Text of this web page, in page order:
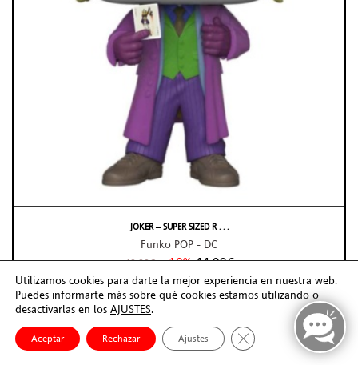
JOKER – SUPER SIZED R . . .
Funko POP - DC
49,99€ -10%44,99€
En Stock (24/48h)
AÑADIR
Utilizamos cookies para darte la mejor experiencia en nuestra web.
Puedes informarte más sobre qué cookies estamos utilizando o
desactivarlas en los AJUSTES.
Aceptar Rechazar Ajustes Cerrar el banner de